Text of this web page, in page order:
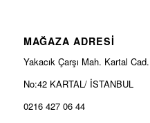
MAĞAZA ADRESİ
Yakacık Çarşı Mah. Kartal Cad.
No:42 KARTAL/ İSTANBUL
0216 427 06 44